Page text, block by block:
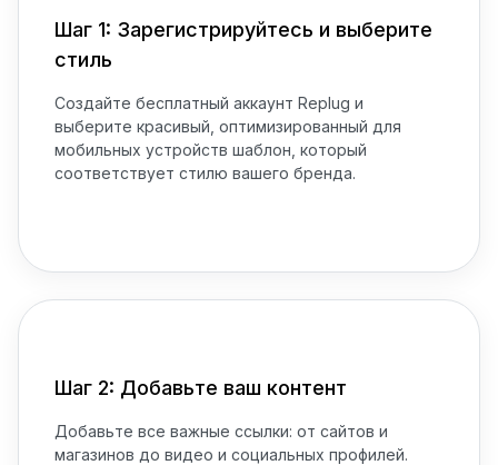
Шаг 1: Зарегистрируйтесь и выберите
стиль
Создайте бесплатный аккаунт Replug и
выберите красивый, оптимизированный для
мобильных устройств шаблон, который
соответствует стилю вашего бренда.
Шаг 2: Добавьте ваш контент
Добавьте все важные ссылки: от сайтов и
магазинов до видео и социальных профилей.